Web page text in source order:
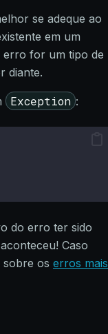
se adeque ao
em um
erro for um tipo de
diante.
Exception :
do erro ter sido
Caso
os erros mais